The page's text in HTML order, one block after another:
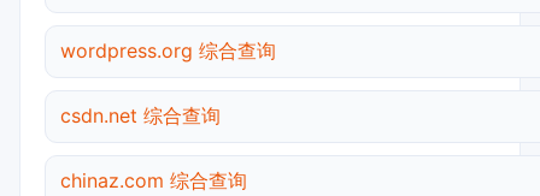
wordpress.org 综合查询
csdn.net 综合查询
chinaz.com 综合查询